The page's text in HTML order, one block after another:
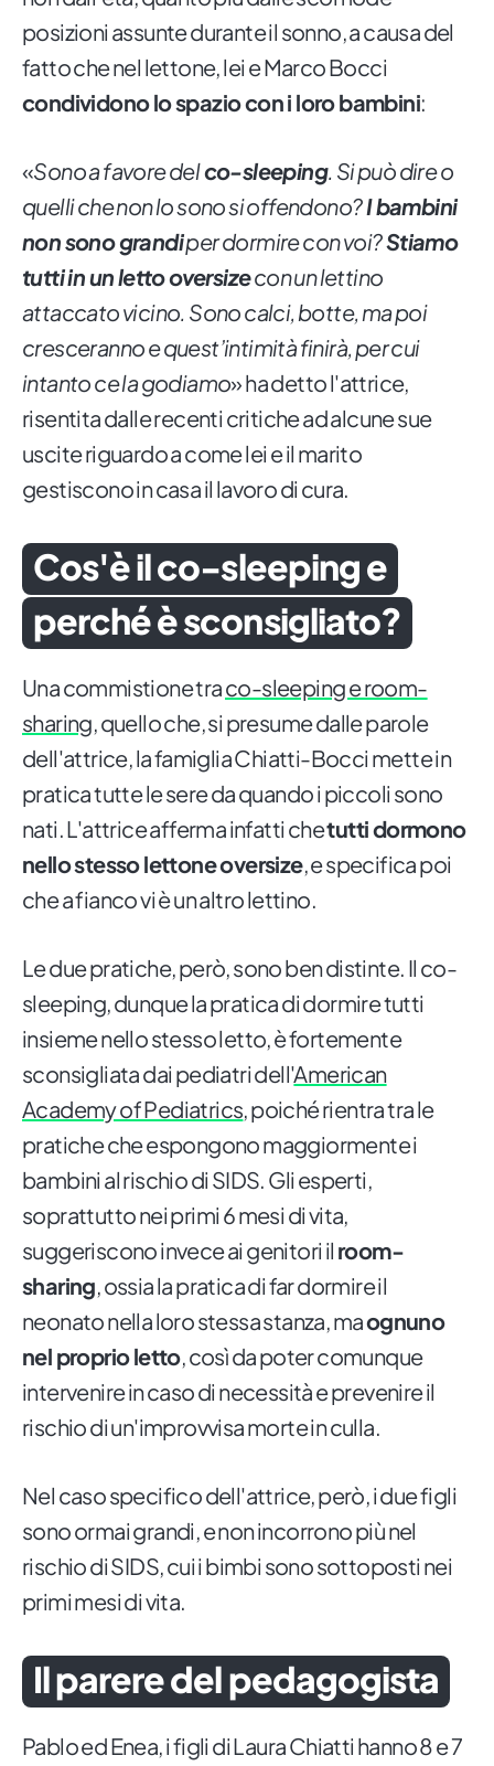
posizioni assunte durante il sonno, a causa del
fatto che nel lettone, lei e Marco Bocci
condividono lo spazio con i loro bambini:
«Sono a favore delco-sleeping. Si può dire o
quelli che non lo sono si offendono?I bambini
non sono grandiper dormire con voi?Stiamo
tutti in un letto oversizecon un lettino
attaccato vicino. Sono calci, botte, ma poi
cresceranno e quest’intimità finirà, per cui
intanto ce la godiamo» ha detto l'attrice,
risentita dalle recenti critiche ad alcune sue
uscite riguardo a come lei e il marito
gestiscono in casa il lavoro di cura.
Cos'è il co-sleeping e
perché è sconsigliato?
Una commistione traco-sleeping e room-
sharing, quello che, si presume dalle parole
dell'attrice, la famiglia Chiatti-Bocci mette in
pratica tutte le sere da quando i piccoli sono
nati. L'attrice afferma infatti chetutti dormono
nello stesso lettone oversize, e specifica poi
che a fianco vi è un altro lettino.
Le due pratiche, però, sono ben distinte. Il co-
sleeping, dunque la pratica di dormire tutti
insieme nello stesso letto, è fortemente
sconsigliata dai pediatri dell'American
Academy of Pediatrics, poiché rientra tra le
pratiche che espongono maggiormente i
bambini al rischio di SIDS. Gli esperti,
soprattutto nei primi 6 mesi di vita,
suggeriscono invece ai genitori il room-
sharing, ossia la pratica di far dormire il
neonato nella loro stessa stanza, maognuno
nel proprio letto, così da poter comunque
intervenire in caso di necessità e prevenire il
rischio di un'improvvisa morte in culla.
Nel caso specifico dell'attrice, però, i due figli
sono ormai grandi, e non incorrono più nel
rischio di SIDS, cui i bimbi sono sottoposti nei
primi mesi di vita.
Il parere del pedagogista
Pablo ed Enea, i figli di Laura Chiatti hanno 8 e 7